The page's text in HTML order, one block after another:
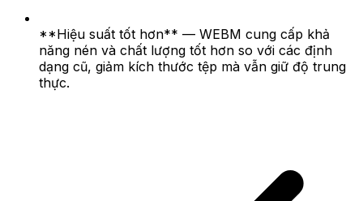
**Hiệu suất tốt hơn** — WEBM cung cấp khả
năng nén và chất lượng tốt hơn so với các định
dạng cũ, giảm kích thước tệp mà vẫn giữ độ trung
thực.